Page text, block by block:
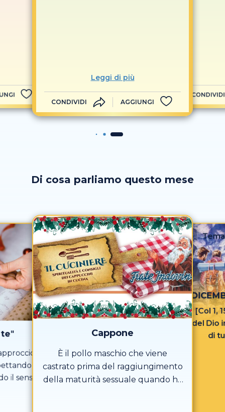
Leggi di più
CONDIVIDI AGGIUNGI
CONDIVIDI
Di cosa parliamo questo mese
il senso
Cappone
È il pollo maschio che viene
castrato prima del raggiungimento
della maturità sessuale quando ha
[Col 1,
del Dio
di